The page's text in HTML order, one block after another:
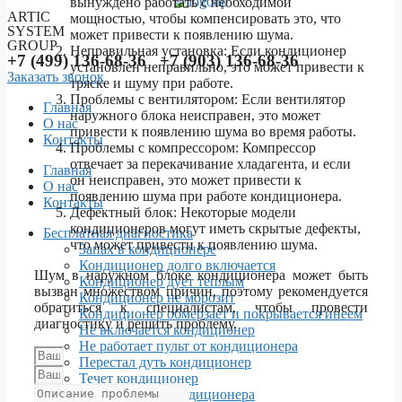
ARTIC
SYSTEM
GROUP
+7 (499) 136-68-36 +7 (903) 136-68-36
Заказать звонок
Главная
О нас
Контакты
Menu
Главная
О нас
Контакты
Бесплатная диагностика
Запах в кондиционере
Кондиционер долго включается
Кондиционер дует теплым
Кондиционер не морозит
Кондиционер обмерзает и покрывается инеем
Не включается кондиционер
Не работает пульт от кондиционера
Перестал дуть кондиционер
Течет кондиционер
Уходит фреон кондиционера
мощностью, чтобы компенсировать это, что
может привести к появлению шума.
Неправильная установка: Если кондиционер
установлен неправильно, это может привести к
тряске и шуму при работе.
Проблемы с вентилятором: Если вентилятор
наружного блока неисправен, это может
привести к появлению шума во время работы.
Проблемы с компрессором: Компрессор
отвечает за перекачивание хладагента, и если
он неисправен, это может привести к
появлению шума при работе кондиционера.
Дефектный блок: Некоторые модели
кондиционеров могут иметь скрытые дефекты,
что может привести к появлению шума.
Шум в наружном блоке кондиционера может быть
вызван множеством причин, поэтому рекомендуется
обратиться к специалистам, чтобы провести
диагностику и решить проблему.